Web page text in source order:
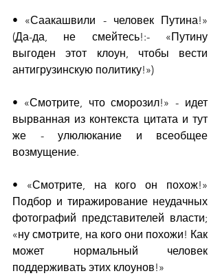
• «Саакашвили - человек Путина!»
(Да-да, не смейтесь!:- «Путину
выгоден этот клоун, чтобы вести
антигрузинскую политику!»)
• «Смотрите, что сморозил!» - идет
вырванная из контекста цитата и тут
же - улюлюкание и всеобщее
возмущение.
• «Смотрите, на кого он похож!»
Подбор и тиражирование неудачных
фотографий представителей власти;
«ну смотрите, на кого они похожи! Как
может нормальный человек
поддерживать этих клоунов!»